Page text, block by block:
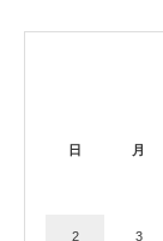
日 月
2 3